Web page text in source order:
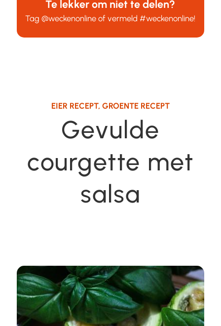
Te lekker om niet te delen?
Tag@weckenonline of vermeld#weckenonline!
EIER RECEPT, GROENTE RECEPT
Gevulde
courgette met
salsa